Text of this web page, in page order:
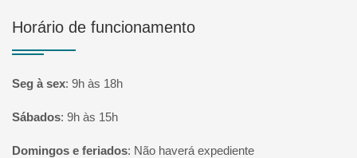
Horário de funcionamento
Seg à sex: 9h às 18h
Sábados: 9h às 15h
Domingos e feriados: Não haverá expediente